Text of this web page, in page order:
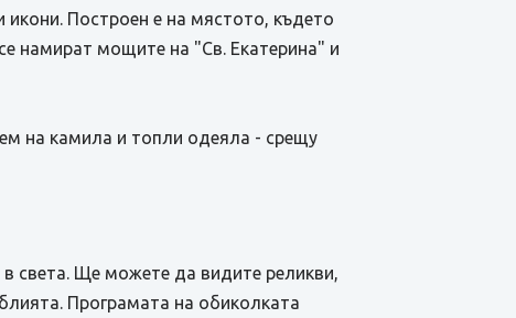
икони. Построен е на мястото, където
намират мощите на "Св. Екатерина" и
на камила и топли одеяла - срещу
света. Ще можете да видите реликви,
Програмата на обиколката